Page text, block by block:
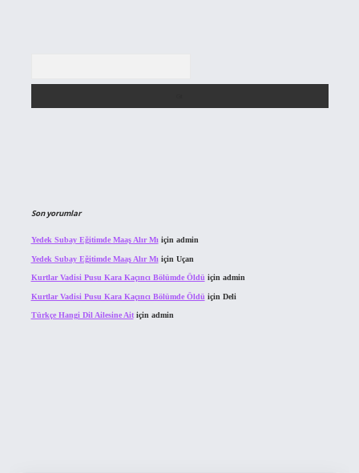
Son yorumlar
Yedek Subay Eğitimde Maaş Alır Mı için admin
Yedek Subay Eğitimde Maaş Alır Mı için Uçan
Kurtlar Vadisi Pusu Kara Kaçıncı Bölümde Öldü için admin
Kurtlar Vadisi Pusu Kara Kaçıncı Bölümde Öldü için Deli
Türkçe Hangi Dil Ailesine Aitiçin admin